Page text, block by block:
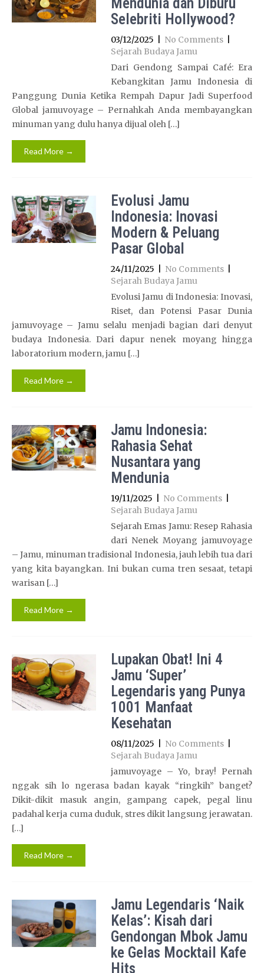
Selebriti Hollywood?
03/12/2025 No Comments
Sejarah Budaya Jamu
Dari Gendong Sampai Café: Era
Kebangkitan Jamu Indonesia di
Panggung Dunia Ketika Rempah Dapur Jadi Superfood
Global jamuvoyage – Pernahkah Anda membayangkan
minuman yang dulu hanya dijual oleh […]
Read More →
Evolusi Jamu
Indonesia: Inovasi
Modern & Peluang
Pasar Global
24/11/2025 No Comments
Sejarah Budaya Jamu
Evolusi Jamu di Indonesia: Inovasi,
Riset, dan Potensi Pasar Dunia
jamuvoyage – Jamu selalu menjadi bagian dari denyut
budaya Indonesia. Dari dapur nenek moyang hingga
laboratorium modern, jamu […]
Read More →
Jamu Indonesia:
Rahasia Sehat
Nusantara yang
Mendunia
19/11/2025 No Comments
Sejarah Budaya Jamu
Sejarah Emas Jamu: Resep Rahasia
dari Nenek Moyang jamuvoyage
– Jamu, minuman tradisional Indonesia, jauh lebih tua dari
yang kita bayangkan. Ini bukan cuma tren sesaat, tetapi
warisan […]
Read More →
Lupakan Obat! Ini 4
Jamu ‘Super’
Legendaris yang Punya
1001 Manfaat
Kesehatan
08/11/2025 No Comments
Sejarah Budaya Jamu
jamuvoyage – Yo, bray! Pernah
nggak sih lo ngerasa badan kayak “ringkih” banget?
Dikit-dikit masuk angin, gampang capek, pegal linu
padahal kerja cuma duduk, stres dikit langsung jerawatan.
[…]
Read More →
Jamu Legendaris ‘Naik
Kelas’: Kisah dari
Gendongan Mbok Jamu
ke Gelas Mocktail Kafe
Hits